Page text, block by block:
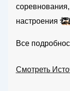
настроения
Все
Смотреть